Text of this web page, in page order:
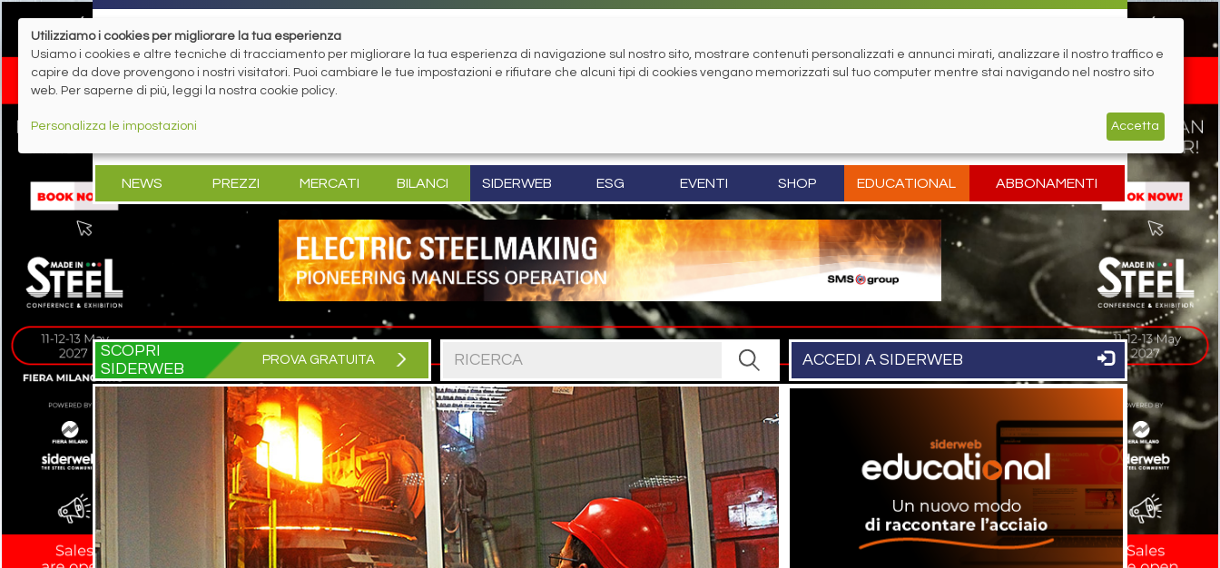
NEWS PREZZI MERCATI BILANCI SIDERWEB ESG EVENTI SHOP EDUCATIONAL ABBONAMENTI
SCOPRI
SIDERWEB
PROVA GRATUITA ACCEDI A SIDERWEB
Utilizziamo i cookies per migliorare la tua esperienza
Usiamo i cookies e altre tecniche di tracciamento per migliorare la tua esperienza di navigazione sul nostro sito, mostrare contenuti personalizzati e annunci mirati, analizzare il nostro traffico e
capire da dove provengono i nostri visitatori. Puoi cambiare le tue impostazioni e rifiutare che alcuni tipi di cookies vengano memorizzati sul tuo computer mentre stai navigando nel nostro sito
web. Per saperne di più, leggi la nostra cookie policy.
Personalizza le impostazioni Accetta